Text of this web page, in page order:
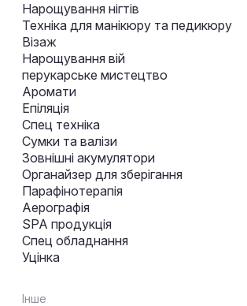
Нарощування нігтів
Техніка для манікюру та педикюру
Візаж
Нарощування вій
перукарське мистецтво
Аромати
Епіляція
Спец техніка
Сумки та валізи
Зовнішні акумулятори
Органайзер для зберігання
Парафінотерапія
Аерографія
SPA продукція
Спец обладнання
Уцінка
Інше